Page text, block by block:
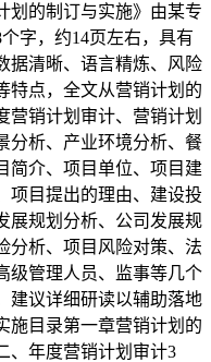
划的制订与实施》由某专
字，约14页左右，具有
据清晰、语言精炼、风险
特点，全文从营销计划的
营销计划审计、营销计划
分析、产业环境分析、餐
简介、项目单位、项目建
项目提出的理由、建设投
展规划分析、公司发展规
分析、项目风险对策、法
级管理人员、监事等几个
建议详细研读以辅助落地
施目录第一章营销计划的
、年度营销计划审计3